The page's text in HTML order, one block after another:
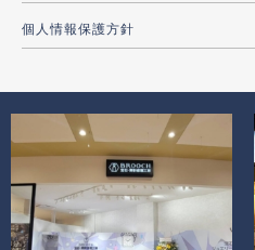
個人情報保護方針